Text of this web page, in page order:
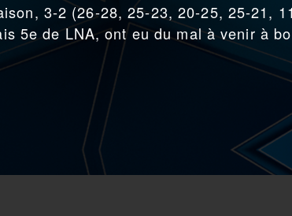
3-2 (26-28, 25-23, 20-25, 25-21,
5e de LNA, ont eu du mal à venir à